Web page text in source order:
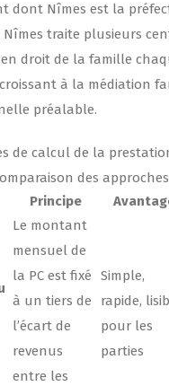
dont Nîmes est la
Nîmes traite plusieurs
droit de la famille
à la médiation
préalable.
de calcul de la
des
Principe
Le montant
mensuel de
la PC est fixé
à un tiers de
l’écart de
revenus
entre les
Simple,
rapide,
pour les
parties